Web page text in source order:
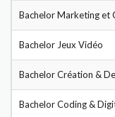
Bachelor Marketing et
Bachelor Jeux Vidéo
Bachelor Création &
Bachelor Coding &